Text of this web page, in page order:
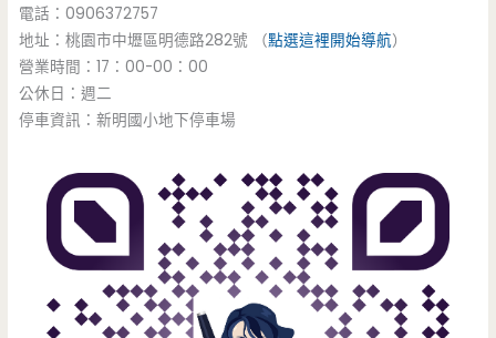
電話：0906372757
地址：桃園市中壢區明德路282號 （點選這裡開始導航）
營業時間：17：00-00：00
公休日：週二
停車資訊：新明國小地下停車場